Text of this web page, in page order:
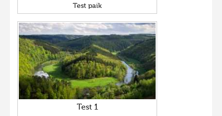
Test paik
Test 1